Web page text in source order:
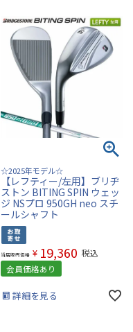
☆2025年モデル☆
【レフティー/左用】ブリヂ
ストン BITING SPIN ウェッ
ジ NSプロ 950GH neo スチ
ールシャフト
当店販売価格 ¥ 19,360 税込
会員価格あり
詳細を見る